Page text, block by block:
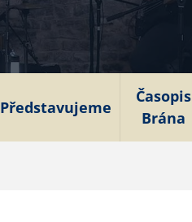
Představujeme
Časopis
Brána